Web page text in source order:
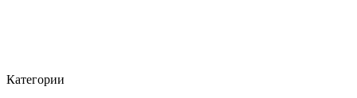
Категории